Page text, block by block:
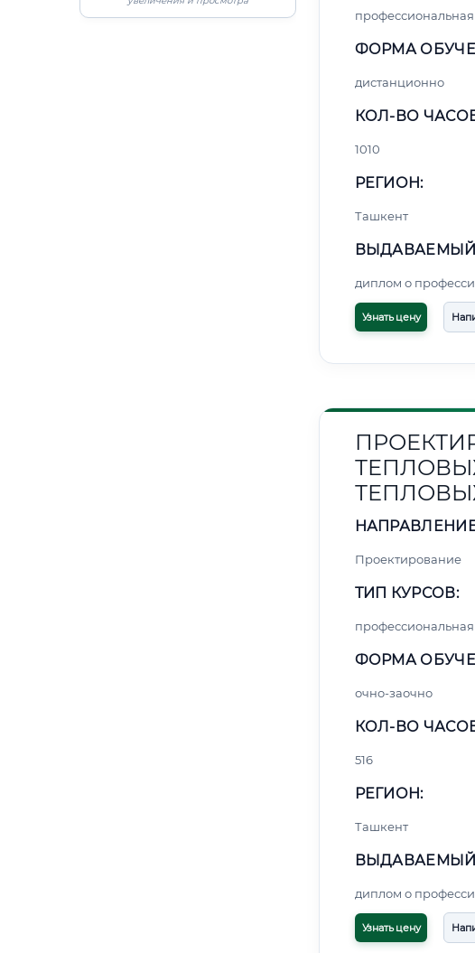
ФОРМА
дистанционно
КОЛ-ВО
1010
РЕГИОН:
Ташкент
диплом о
Узнать цену
Проектирование
ТИП КУРСОВ:
ФОРМА
очно-заочно
КОЛ-ВО
516
РЕГИОН:
Ташкент
диплом о
Узнать цену